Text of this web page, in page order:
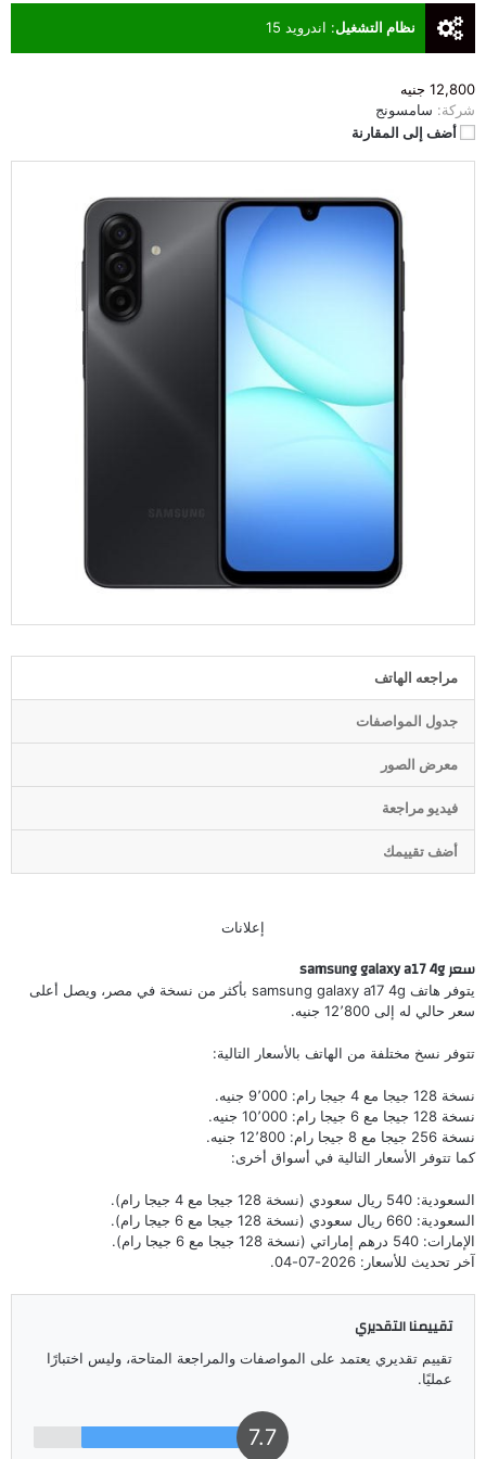
12,800 جنيه
شركة: سامسونج
أضف إلى المقارنة
نظام التشغيل: اندرويد 15
مراجعه الهاتف
جدول المواصفات
معرض الصور
فيديو مراجعة
أضف تقييمك
إعلانات
سعر samsung galaxy a17 4g
يتوفر هاتف samsung galaxy a17 4g بأكثر من نسخة في مصر، ويصل أعلى
سعر حالي له إلى 12٬800 جنيه.
تتوفر نسخ مختلفة من الهاتف بالأسعار التالية:
نسخة 128 جيجا مع 4 جيجا رام: 9٬000 جنيه.
نسخة 128 جيجا مع 6 جيجا رام: 10٬000 جنيه.
نسخة 256 جيجا مع 8 جيجا رام: 12٬800 جنيه.
كما تتوفر الأسعار التالية في أسواق أخرى:
السعودية: 540 ريال سعودي (نسخة 128 جيجا مع 4 جيجا رام).
السعودية: 660 ريال سعودي (نسخة 128 جيجا مع 6 جيجا رام).
الإمارات: 540 درهم إماراتي (نسخة 128 جيجا مع 6 جيجا رام).
آخر تحديث للأسعار: 2026-07-04.
تقييمنا التقديري
تقييم تقديري يعتمد على المواصفات والمراجعة المتاحة، وليس اختبارًا
عمليًا.
7.7